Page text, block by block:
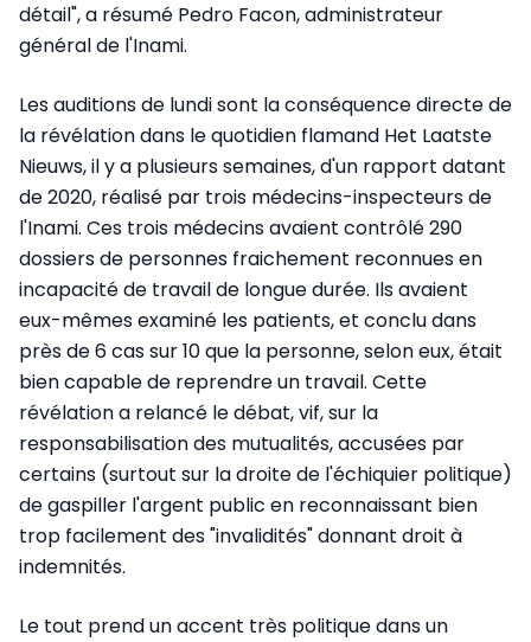
détail", a résumé Pedro Facon, administrateur
général de l'Inami.
Les auditions de lundi sont la conséquence directe de
la révélation dans le quotidien flamand Het Laatste
Nieuws, il y a plusieurs semaines, d'un rapport datant
de 2020, réalisé par trois médecins-inspecteurs de
l'Inami. Ces trois médecins avaient contrôlé 290
dossiers de personnes fraichement reconnues en
incapacité de travail de longue durée. Ils avaient
eux-mêmes examiné les patients, et conclu dans
près de 6 cas sur 10 que la personne, selon eux, était
bien capable de reprendre un travail. Cette
révélation a relancé le débat, vif, sur la
responsabilisation des mutualités, accusées par
certains (surtout sur la droite de l'échiquier politique)
de gaspiller l'argent public en reconnaissant bien
trop facilement des "invalidités" donnant droit à
indemnités.
Le tout prend un accent très politique dans un